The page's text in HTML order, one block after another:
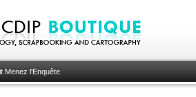
Menez l'Enquête